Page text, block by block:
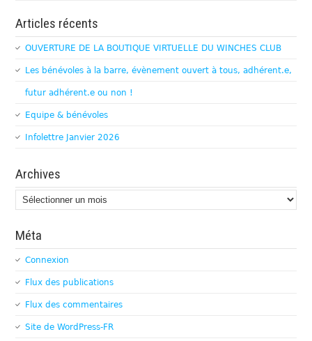
Articles récents
OUVERTURE DE LA BOUTIQUE VIRTUELLE DU WINCHES CLUB
Les bénévoles à la barre, évènement ouvert à tous, adhérent.e,
futur adhérent.e ou non !
Equipe & bénévoles
Infolettre Janvier 2026
Archives
Archives
Méta
Connexion
Flux des publications
Flux des commentaires
Site de WordPress-FR